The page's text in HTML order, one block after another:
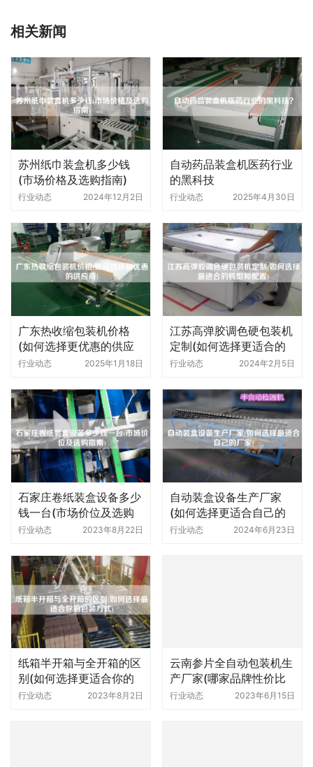
相关新闻
苏州纸巾装盒机多少钱
(市场价格及选购指南)
行业动态 2024年12月2日
自动药品装盒机医药行业
的黑科技
行业动态 2025年4月30日
广东热收缩包装机价格
(如何选择更优惠的供应
商)
行业动态 2025年1月18日
江苏高弹胶调色硬包装机
定制(如何选择更适合的
机型和配置)
行业动态 2024年2月5日
石家庄卷纸装盒设备多少
钱一台(市场价位及选购
指南)
行业动态 2023年8月22日
自动装盒设备生产厂家
(如何选择更适合自己的
厂家)
行业动态 2024年6月23日
纸箱半开箱与全开箱的区
别(如何选择更适合你的
包装方式)
行业动态 2023年8月2日
云南参片全自动包装机生
产厂家(哪家品牌性价比
更高)
行业动态 2023年6月15日